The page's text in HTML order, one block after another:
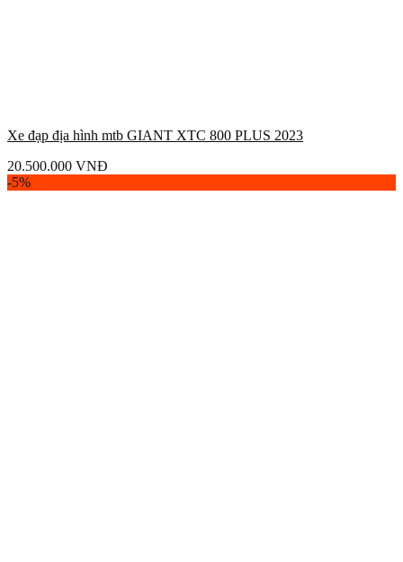
Xe đạp địa hình mtb GIANT XTC 800 PLUS 2023
20.500.000 VNĐ
-5%